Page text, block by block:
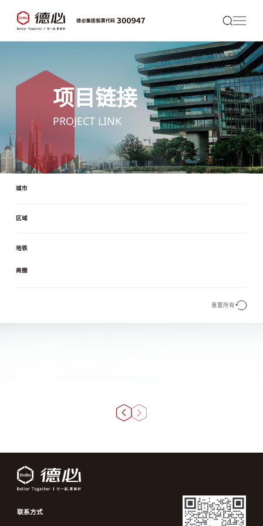
项目链接
PROJECT LINK
城市
区域
地铁
商圈
重置所有
联系方式